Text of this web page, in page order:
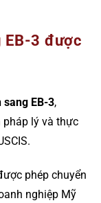
EB-3 được
EB-3,
lý và thực
phép chuyển
nghiệp Mỹ